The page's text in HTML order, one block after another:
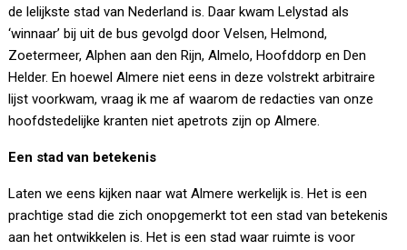
de lelijkste stad van Nederland is. Daar kwam Lelystad als
‘winnaar’ bij uit de bus gevolgd door Velsen, Helmond,
Zoetermeer, Alphen aan den Rijn, Almelo, Hoofddorp en Den
Helder. En hoewel Almere niet eens in deze volstrekt arbitraire
lijst voorkwam, vraag ik me af waarom de redacties van onze
hoofdstedelijke kranten niet apetrots zijn op Almere.
Een stad van betekenis
Laten we eens kijken naar wat Almere werkelijk is. Het is een
prachtige stad die zich onopgemerkt tot een stad van betekenis
aan het ontwikkelen is. Het is een stad waar ruimte is voor